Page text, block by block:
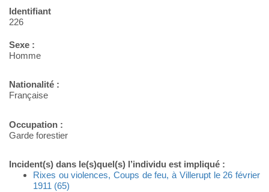
Identifiant
226
Sexe :
Homme
Nationalité :
Française
Occupation :
Garde forestier
Incident(s) dans le(s)quel(s) l’individu est impliqué :
Rixes ou violences, Coups de feu, à Villerupt le 26 février
1911 (65)